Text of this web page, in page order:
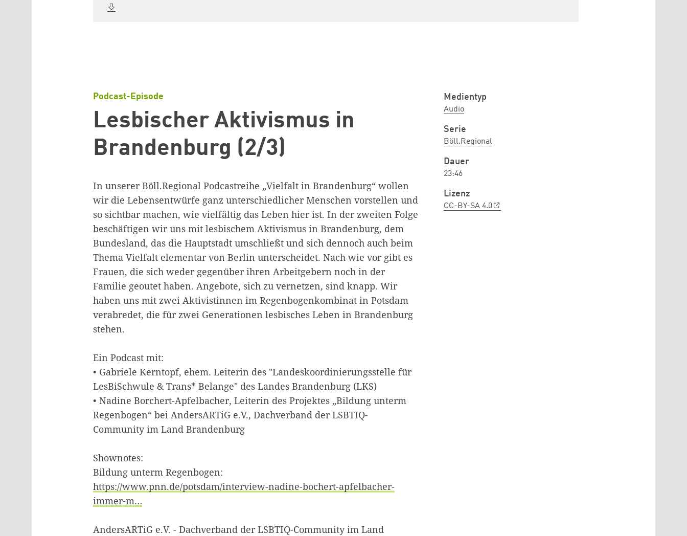
Podcast-Episode
Lesbischer Aktivismus in
Brandenburg (2/3)
In unserer Böll.Regional Podcastreihe „Vielfalt in Brandenburg“ wollen
wir die Lebensentwürfe ganz unterschiedlicher Menschen vorstellen und
so sichtbar machen, wie vielfältig das Leben hier ist. In der zweiten Folge
beschäftigen wir uns mit lesbischem Aktivismus in Brandenburg, dem
Bundesland, das die Hauptstadt umschließt und sich dennoch auch beim
Thema Vielfalt elementar von Berlin unterscheidet. Nach wie vor gibt es
Frauen, die sich weder gegenüber ihren Arbeitgebern noch in der
Familie geoutet haben. Angebote, sich zu vernetzen, sind knapp. Wir
haben uns mit zwei Aktivistinnen im Regenbogenkombinat in Potsdam
verabredet, die für zwei Generationen lesbisches Leben in Brandenburg
stehen.
Ein Podcast mit:
• Gabriele Kerntopf, ehem. Leiterin des "Landeskoordinierungsstelle für
LesBiSchwule & Trans* Belange" des Landes Brandenburg (LKS)
• Nadine Borchert-Apfelbacher, Leiterin des Projektes „Bildung unterm
Regenbogen“ bei AndersARTiG e.V., Dachverband der LSBTIQ-
Community im Land Brandenburg
Shownotes:
Bildung unterm Regenbogen:
https://www.pnn.de/potsdam/interview-nadine-bochert-apfelbacher-
immer-m…
AndersARTiG e.V. - Dachverband der LSBTIQ-Community im Land
Medientyp
Audio
Serie
Böll.Regional
Dauer
23:46
Lizenz
CC-BY-SA 4.0